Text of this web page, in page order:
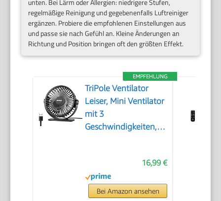
unten. Bei Lärm oder Allergien: niedrigere Stufen,
regelmäßige Reinigung und gegebenenfalls Luftreiniger
ergänzen. Probiere die empfohlenen Einstellungen aus
und passe sie nach Gefühl an. Kleine Änderungen an
Richtung und Position bringen oft den größten Effekt.
EMPFEHLUNG
TriPole Ventilator
Leiser, Mini Ventilator
mit 3
Geschwindigkeiten,
Tragbarer mit 360°
Neigung, Fan klein für
Einsatz Büro,
16,99 €
Bei Amazon ansehen